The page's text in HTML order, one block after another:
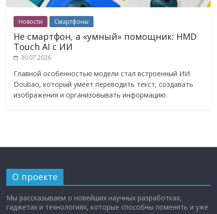
Новости Смартфоны
Не смартфон, а «умный» помощник: HMD
Touch AI с ИИ
30.07.2026
Главной особенностью модели стал встроенный ИИ
Doubao, который умеет переводить текст, создавать
изображения и организовывать информацию.
О проекте
Мы рассказываем о новейших научных разработках,
гаджетах и технологиях, которые способны поменять и уже